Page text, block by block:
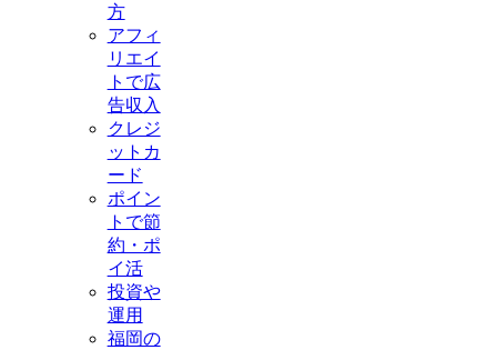
方
アフィ
リエイ
トで広
告収入
クレジ
ットカ
ード
ポイン
トで節
約・ポ
イ活
投資や
運用
福岡の